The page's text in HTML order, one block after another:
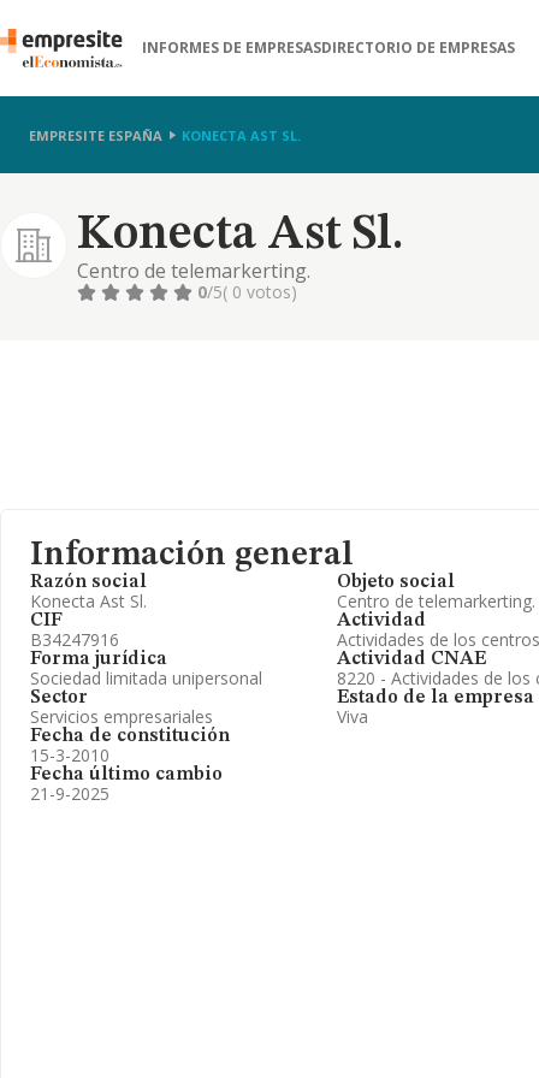
INFORMES DE EMPRESASDIRECTORIO DE EMPRESAS
EMPRESITE ESPAÑA KONECTA AST SL.
Konecta Ast Sl.
Centro de telemarkerting.
0/5( 0 votos)
Información general
Razón social
Konecta Ast Sl.
CIF
B34247916
Forma jurídica
Sociedad limitada unipersonal
Sector
Servicios empresariales
Fecha de constitución
15-3-2010
Fecha último cambio
21-9-2025
Objeto social
Centro de telemarkerting.
Actividad
Actividades de los
Actividad CNAE
8220 - Actividades de
Estado de la empresa
Viva